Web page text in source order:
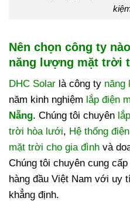
Nên chọn công ty
năng lượng mặt trời
DHC Solar là công ty năng
năm kinh nghiệm lắp điện
Nẵng. Chúng tôi chuyên
trời hòa lưới, Hệ thống
mặt trời cho gia đình và
Chúng tôi chuyên cung cấp
hàng đầu Việt Nam với uy
khẳng định.